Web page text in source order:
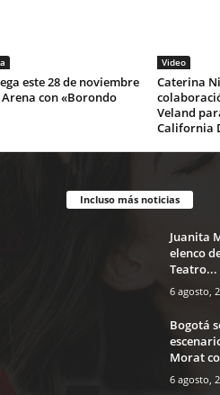
este 28 de noviembre
con «Borondo
Video
Caterina
Veland
California
Incluso más noticias
Juanita
elenco
Teatro...
6 agosto,
Bogotá
Morat
6 agosto,